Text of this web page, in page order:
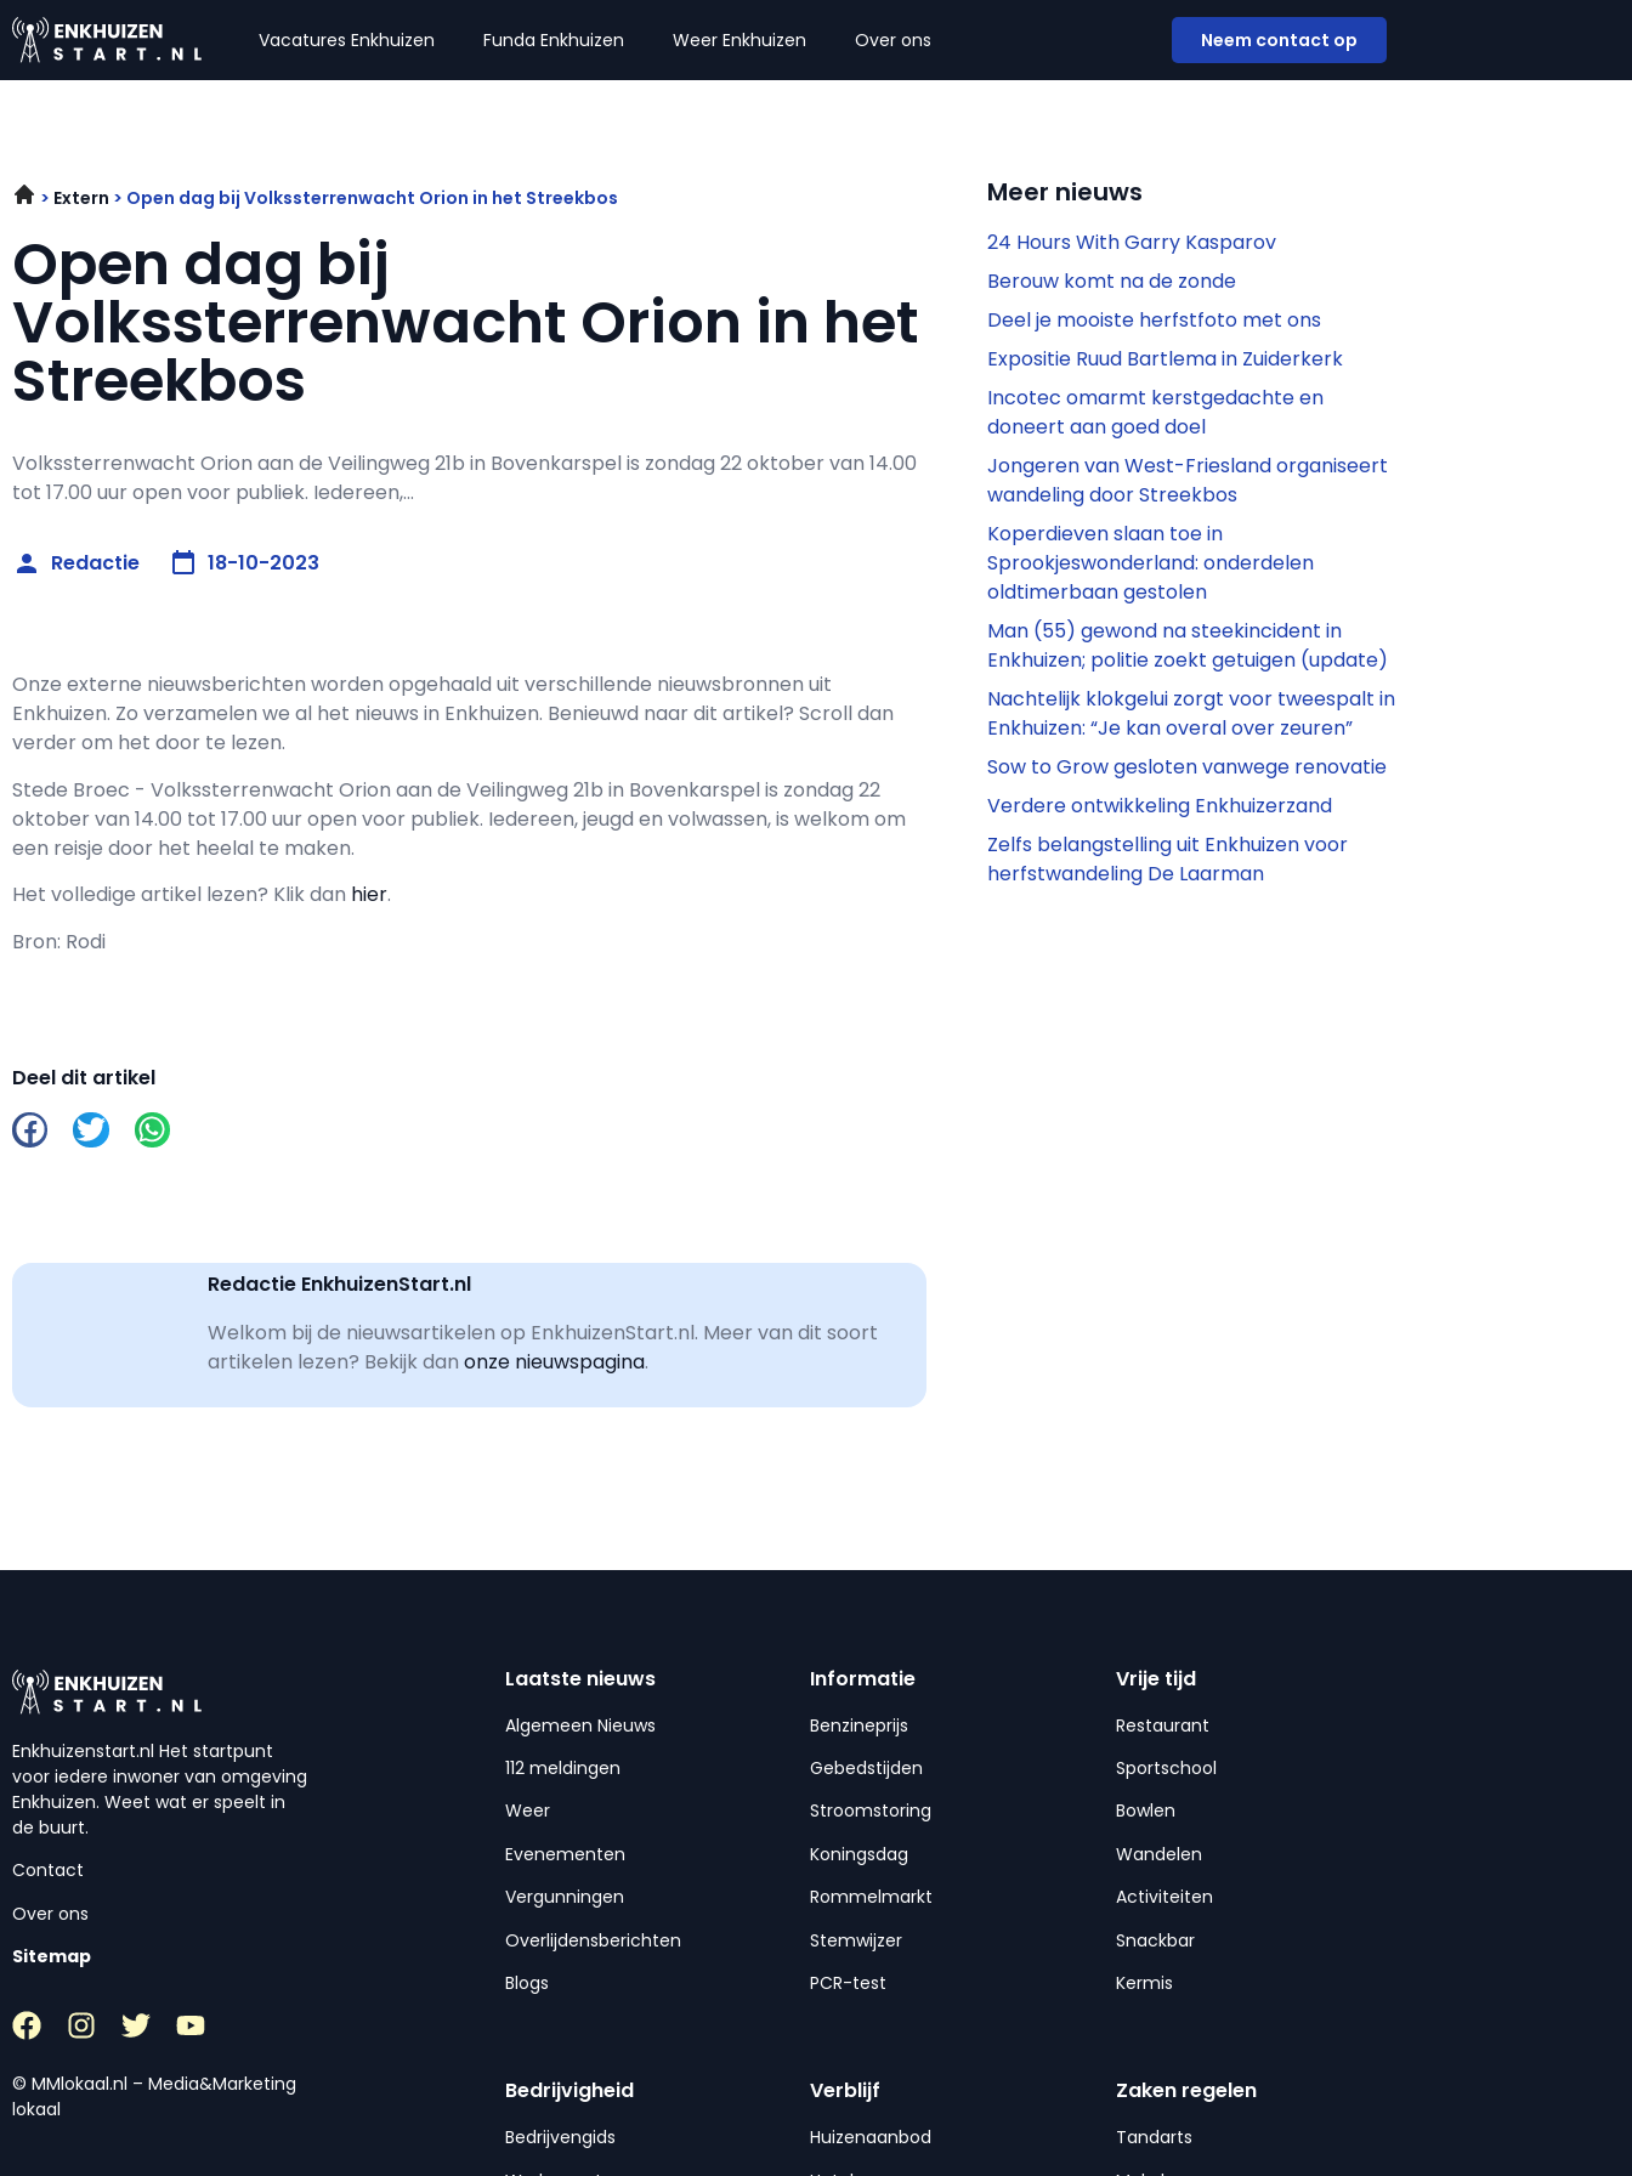
Vacatures Enkhuizen Funda Enkhuizen Weer Enkhuizen Over ons Neem contact op
Extern Open dag bij Volkssterrenwacht Orion in het Streekbos
Open dag bij
Volkssterrenwacht Orion in het
Streekbos
Volkssterrenwacht Orion aan de Veilingweg 21b in Bovenkarspel is zondag 22 oktober van 14.00
tot 17.00 uur open voor publiek. Iedereen,...
Redactie 18-10-2023
Onze externe nieuwsberichten worden opgehaald uit verschillende nieuwsbronnen uit
Enkhuizen. Zo verzamelen we al het nieuws in Enkhuizen. Benieuwd naar dit artikel? Scroll dan
verder om het door te lezen.
Stede Broec - Volkssterrenwacht Orion aan de Veilingweg 21b in Bovenkarspel is zondag 22
oktober van 14.00 tot 17.00 uur open voor publiek. Iedereen, jeugd en volwassen, is welkom om
een reisje door het heelal te maken.
Het volledige artikel lezen? Klik dan hier.
Bron: Rodi
Deel dit artikel
Redactie EnkhuizenStart.nl
Welkom bij de nieuwsartikelen op EnkhuizenStart.nl. Meer van dit soort
artikelen lezen? Bekijk dan onze nieuwspagina.
Meer nieuws
24 Hours With Garry Kasparov
Berouw komt na de zonde
Deel je mooiste herfstfoto met ons
Expositie Ruud Bartlema in Zuiderkerk
Incotec omarmt kerstgedachte en
doneert aan goed doel
Jongeren van West-Friesland organiseert
wandeling door Streekbos
Koperdieven slaan toe in
Sprookjeswonderland: onderdelen
oldtimerbaan gestolen
Man (55) gewond na steekincident in
Enkhuizen; politie zoekt getuigen (update)
Nachtelijk klokgelui zorgt voor tweespalt in
Enkhuizen: “Je kan overal over zeuren”
Sow to Grow gesloten vanwege renovatie
Verdere ontwikkeling Enkhuizerzand
Zelfs belangstelling uit Enkhuizen voor
herfstwandeling De Laarman
Enkhuizenstart.nl Het startpunt
voor iedere inwoner van omgeving
Enkhuizen. Weet wat er speelt in
de buurt.
Contact
Over ons
Sitemap
© MMlokaal.nl – Media&Marketing
lokaal
Laatste nieuws
Algemeen Nieuws
112 meldingen
Weer
Evenementen
Vergunningen
Overlijdensberichten
Blogs
Informatie
Benzineprijs
Gebedstijden
Stroomstoring
Koningsdag
Rommelmarkt
Stemwijzer
PCR-test
Vrije tijd
Restaurant
Sportschool
Bowlen
Wandelen
Activiteiten
Snackbar
Kermis
Bedrijvigheid
Bedrijvengids
Verblijf
Huizenaanbod
Zaken regelen
Tandarts